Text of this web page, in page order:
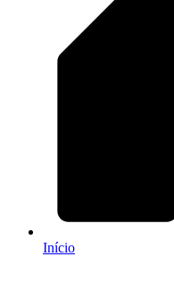
Início